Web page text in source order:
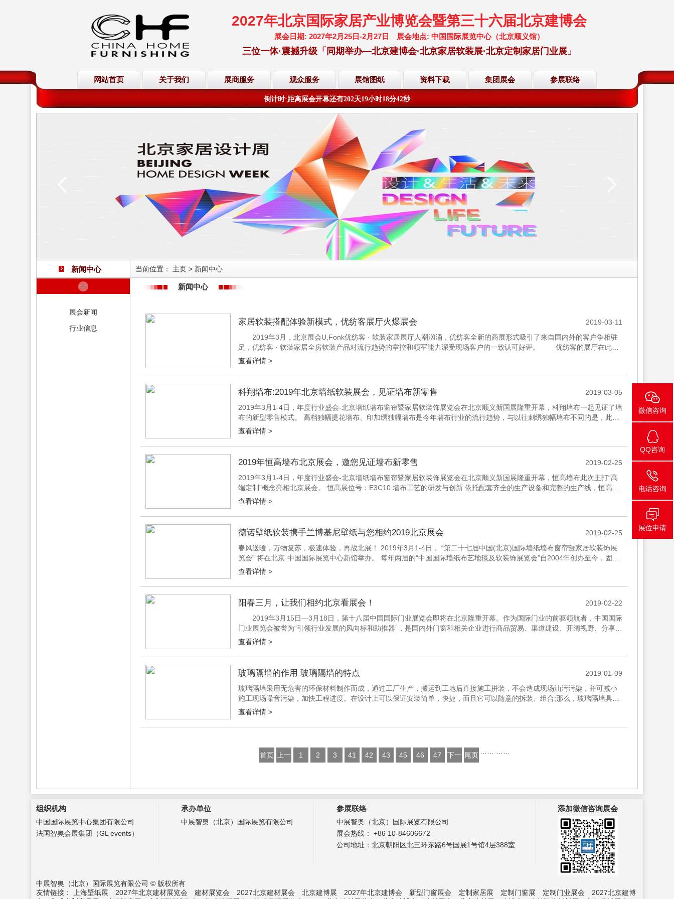
2027年北京国际家居产业博览会暨第三十六届北京建博会
展会日期: 2027年2月25日-2月27日 展会地点: 中国国际展览中心（北京顺义馆）
三位一体·震撼升级「同期举办—北京建博会·北京家居软装展·北京定制家居门业展」
网站首页 关于我们 展商服务 观众服务 展馆图纸 资料下载 集团展会 参展联络
欢迎访问·2027年北京国际家居产业博览会·大会网站
倒计时·距离展会开幕还有202天19小时18分41秒
欢迎访问·2027年北京国际家居产业博览会·大会网站
倒计时·距离展会开幕还有202天 秒
新闻中心
展会新闻
行业信息
当前位置： 主页 > 新闻中心
新闻中心
家居软装搭配体验新模式，优纺客展厅火爆展会
2019-03-11
2019年3月，北京展会U,Fonk优纺客 · 软装家居展厅人潮汹涌，优纺客全新的商展形式吸引了来自国内外的客户争相驻
足，优纺客 · 软装家居全房软装产品对流行趋势的掌控和领军能力深受现场客户的一致认可好评。 优纺客的展厅在此次
展会中辨识度颇高，展厅内设置了极简风格、新美风格、轻奢风格、新...
查看详情 >
科翔墙布:2019年北京墙纸软装展会，见证墙布新零售
2019-03-05
2019年3月1-4日，年度行业盛会-北京墙纸墙布窗帘暨家居软装饰展览会在北京顺义新国展隆重开幕，科翔墙布一起见证了墙
布的新型零售模式。 高档独幅提花墙布、印加绣独幅墙布是今年墙布行业的流行趋势，与以往刺绣独幅墙布不同的是，此次
更加注重底布的肌理感。轻奢、时尚的产品气质符合当下家装的潮流趋势。...
查看详情 >
2019年恒高墙布北京展会，邀您见证墙布新零售
2019-02-25
2019年3月1-4日，年度行业盛会-北京墙纸墙布窗帘暨家居软装饰展览会在北京顺义新国展隆重开幕，恒高墙布此次主打“高
端定制”概念亮相北京展会。 恒高展位号：E3C10 墙布工艺的研发与创新 依托配套齐全的生产设备和完整的生产线，恒高拥
有强大的生产实力。恒高在探索工艺的路上始终未曾停下过脚步，多年...
查看详情 >
德诺壁纸软装携手兰博基尼壁纸与您相约2019北京展会
2019-02-25
春风送暖，万物复苏，极速体验，再战北展！ 2019年3月1-4日， “第二十七届中国(北京)国际墙纸墙布窗帘暨家居软装饰展
览会” 将在北京·中国国际展览中心新馆举办。 每年两届的“中国国际墙纸布艺地毯及软装饰展览会”自2004年创办至今，固定
春季在中国北京举办、秋季在上海举办。历届展会均取得圆满成...
查看详情 >
阳春三月，让我们相约北京看展会！
2019-02-22
2019年3月15日—3月18日，第十八届中国国际门业展览会即将在北京隆重开幕。作为国际门业的前驱领航者，中国国际
门业展览会被誉为“引领行业发展的风向标和助推器”，是国内外门窗和相关企业进行商品贸易、渠道建设、开阔视野、分享观
念、开拓创新的首要平台。 作为木门展览会的常客，鑫迪木门也将携新...
查看详情 >
玻璃隔墙的作用 玻璃隔墙的特点
2019-01-09
玻璃隔墙采用无危害的环保材料制作而成，通过工厂生产，搬运到工地后直接施工拼装，不会造成现场油污污染，并可减小
施工现场噪音污染，加快工程进度。在设计上可以保证安装简单，快捷，而且它可以随意的拆装、组合;那么，玻璃隔墙具有
什么样的作用呢?还具有什么样的特点呢?下面，北京建材展小编为大家讲述的下玻璃隔墙...
查看详情 >
首页
上一
1 2 3 41 42 43 45 46 47
下一 尾页
组织机构
中国国际展览中心集团有限公司
法国智奥会展集团（GL events）
承办单位
中展智奥（北京）国际展览有限公司
参展联络
中展智奥（北京）国际展览有限公司
展会热线： +86 10-84606672
公司地址：北京朝阳区北三环东路6号国展1号馆4层388室
添加微信咨询展会
中展智奥（北京）国际展览有限公司 © 版权所有
友情链接：
上海壁纸展 2027年北京建材展览会 建材展览会 2027北京建材展会 北京建博展 2027年北京建博会 新型门窗展会 定制家居展 定制门窗展 定制门业展会
2027北京建博
微信咨询
QQ咨询
电话咨询
展位申请